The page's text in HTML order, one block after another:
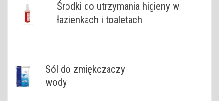
Środki do utrzymania higieny w
łazienkach i toaletach
Sól do zmiękczaczy
wody